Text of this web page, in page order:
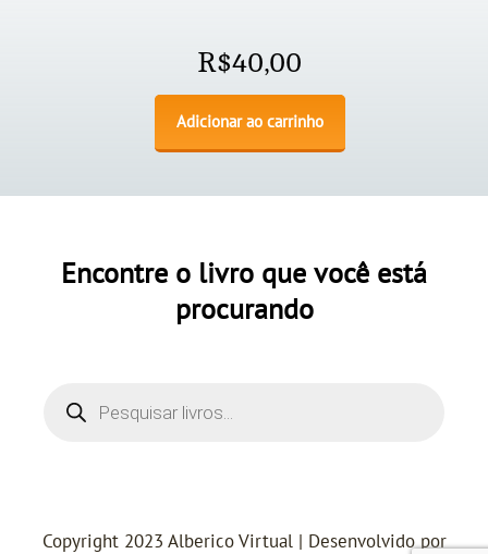
R$40,00
Adicionar ao carrinho
Encontre o livro que você está
procurando
Copyright 2023 Alberico Virtual | Desenvolvido por